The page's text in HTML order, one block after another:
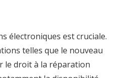
électroniques est cruciale.
telles que le nouveau
le droit à la réparation